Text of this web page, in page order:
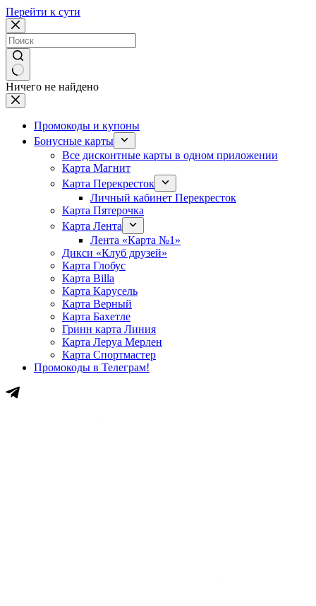
Перейти к сути
Ничего не найдено
Промокоды и купоны
Бонусные карты
Все дисконтные карты в одном приложении
Карта Магнит
Карта Перекресток
Личный кабинет Перекресток
Карта Пятерочка
Карта Лента
Лента «Карта №1»
Дикси «Клуб друзей»
Карта Глобус
Карта Billa
Карта Карусель
Карта Верный
Карта Бахетле
Гринн карта Линия
Карта Леруа Мерлен
Карта Спортмастер
Промокоды в Телеграм!